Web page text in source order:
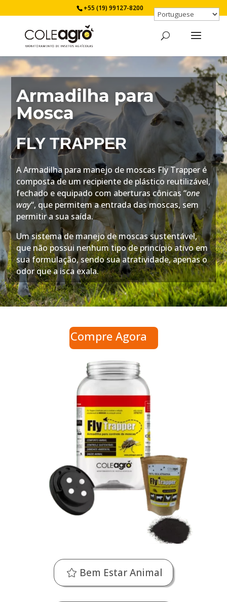
+55 (19) 99127-8200
Armadilha para
Mosca
FLY TRAPPER
A Armadilha para manejo de moscas Fly Trapper é
composta de um recipiente de plástico reutilizável,
fechado e equipado com aberturas cônicas “one
way“, que permitem a entrada das moscas, sem
permitir a sua saída.
Um sistema de manejo de moscas sustentável,
que não possui nenhum tipo de princípio ativo em
sua formulação, sendo sua atratividade, apenas o
odor que a isca exala.
Compre Agora
Bem Estar Animal